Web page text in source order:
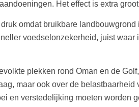
Het effect is extra
omdat bruikbare
voedselonzekerheid, juist
plekken rond Oman en de
maar ook over de
en verstedelijking moeten worden